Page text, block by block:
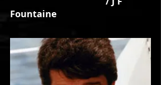
Fountaine